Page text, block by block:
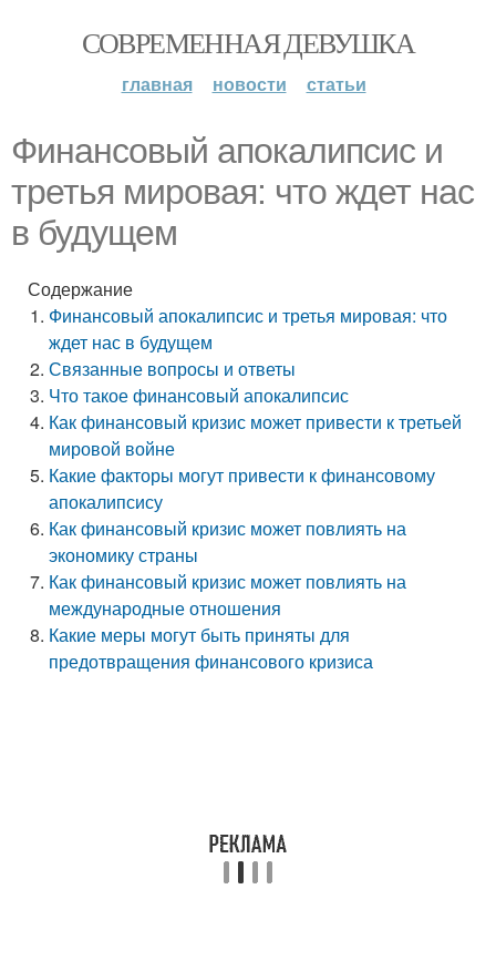
СОВРЕМЕННАЯ ДЕВУШКА
главная новости статьи
Финансовый апокалипсис и
третья мировая: что ждет нас
в будущем
Содержание
Финансовый апокалипсис и третья мировая: что
ждет нас в будущем
Связанные вопросы и ответы
Что такое финансовый апокалипсис
Как финансовый кризис может привести к третьей
мировой войне
Какие факторы могут привести к финансовому
апокалипсису
Как финансовый кризис может повлиять на
экономику страны
Как финансовый кризис может повлиять на
международные отношения
Какие меры могут быть приняты для
предотвращения финансового кризиса